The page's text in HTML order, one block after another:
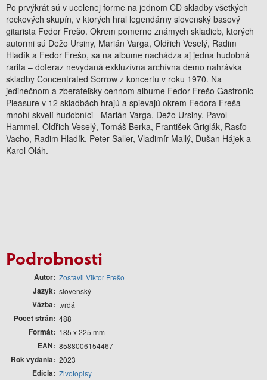
Po prvýkrát sú v ucelenej forme na jednom CD skladby všetkých
rockových skupín, v ktorých hral legendárny slovenský basový
gitarista Fedor Frešo. Okrem pomerne známych skladieb, ktorých
autormi sú Dežo Ursiny, Marián Varga, Oldřich Veselý, Radim
Hladík a Fedor Frešo, sa na albume nachádza aj jedna hudobná
rarita – doteraz nevydaná exkluzívna archívna demo nahrávka
skladby Concentrated Sorrow z koncertu v roku 1970. Na
jedinečnom a zberateľsky cennom albume Fedor Frešo Gastronic
Pleasure v 12 skladbách hrajú a spievajú okrem Fedora Freša
mnohí skvelí hudobníci - Marián Varga, Dežo Ursiny, Pavol
Hammel, Oldřich Veselý, Tomáš Berka, František Griglák, Rasťo
Vacho, Radim Hladík, Peter Saller, Vladimír Mallý, Dušan Hájek a
Karol Oláh.
Podrobnosti
Autor Zostavil Viktor Frešo
Jazyk slovenský
Väzba tvrdá
Počet strán 488
Formát 185 x 225 mm
EAN 8588006154467
Rok vydania 2023
Edícia Životopisy